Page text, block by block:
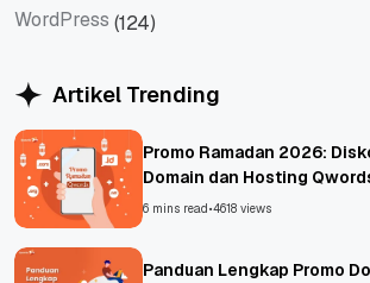
WordPress (124)
Artikel Trending
Promo Ramadan 2026:
Domain dan Hosting
6 mins read •4618 views
Panduan Lengkap Promo